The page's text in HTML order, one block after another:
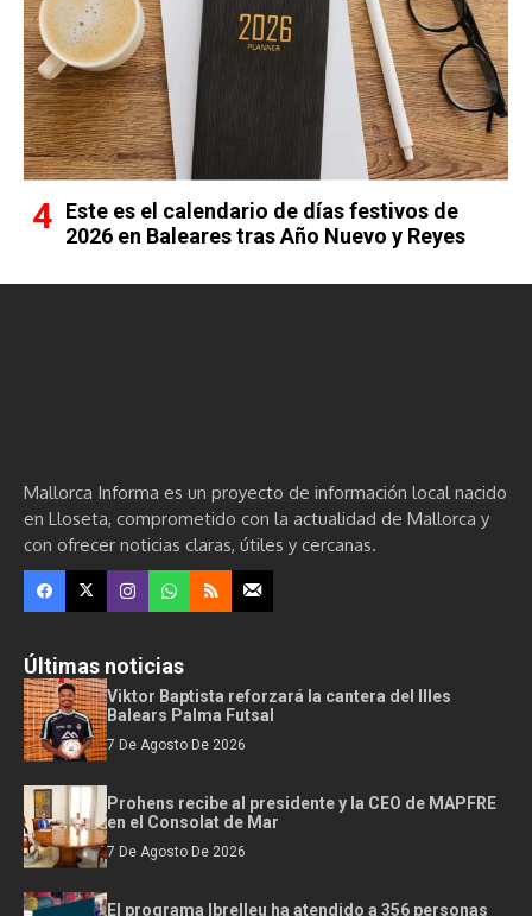
Este es el calendario de días festivos de
2026 en Baleares tras Año Nuevo y Reyes
Mallorca Informa es un proyecto de información local nacido
en Lloseta, comprometido con la actualidad de Mallorca y
con ofrecer noticias claras, útiles y cercanas.
Últimas noticias
Viktor Baptista reforzará la cantera del Illes
Balears Palma Futsal
7 De Agosto De 2026
Prohens recibe al presidente y la CEO de MAPFRE
en el Consolat de Mar
7 De Agosto De 2026
El programa Ibrelleu ha atendido a 356 personas